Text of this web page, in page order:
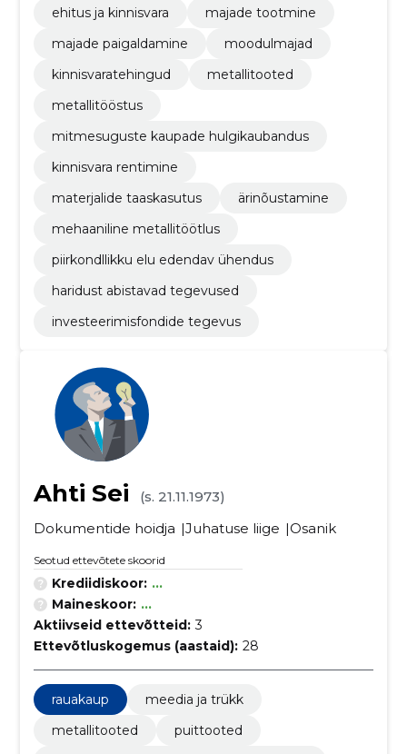
ehitus ja kinnisvara
majade tootmine
majade paigaldamine
moodulmajad
kinnisvaratehingud
metallitooted
metallitööstus
mitmesuguste kaupade hulgikaubandus
kinnisvara rentimine
materjalide taaskasutus
ärinõustamine
mehaaniline metallitöötlus
piirkondllikku elu edendav ühendus
haridust abistavad tegevused
investeerimisfondide tegevus
Ahti Sei
(s. 21.11.1973)
Dokumentide hoidja
Juhatuse liige Osanik
Seotud ettevõtete skoorid
Krediidiskoor: ...
Maineskoor: ...
Aktiivseid ettevõtteid: 3
Ettevõtluskogemus (aastaid): 28
rauakaup
meedia ja trükk
metallitooted
puittooted